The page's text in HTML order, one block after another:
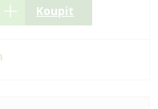
Koupit